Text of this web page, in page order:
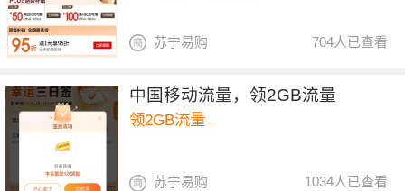
704人已查看
苏宁易购
中国移动流量，领2GB流量
领2GB流量
1034人已查看
苏宁易购